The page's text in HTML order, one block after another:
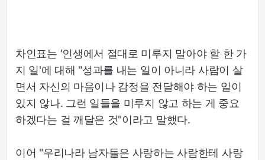
차인표는 '인생에서 절대로 미루지 말아야 할 한 가
지 일'에 대해 "성과를 내는 일이 아니라 사람이 살
면서 자신의 마음이나 감정을 전달해야 하는 일이
있지 않나. 그런 일들을 미루지 않고 하는 게 중요
하겠다는 걸 깨달은 것"이라고 말했다.
이어 "우리나라 남자들은 사랑하는 사람한테 사랑